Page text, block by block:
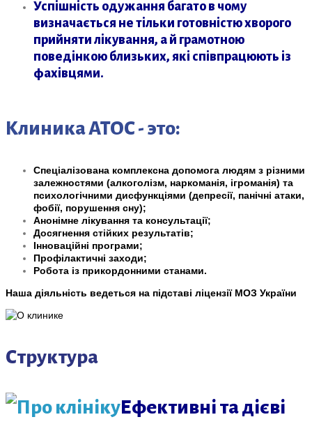
Успішність одужання багато в чому
визначається не тільки готовністю хворого
прийняти лікування, а й грамотною
поведінкою близьких, які співпрацюють із
фахівцями.
Клиника АТОС - это:
Спеціалізована комплексна допомога людям з різними
залежностями (алкоголізм, наркоманія, ігроманія) та
психологічними дисфункціями (депресії, панічні атаки,
фобії, порушення сну);
Анонімне лікування та консультації;
Досягнення стійких результатів;
Інноваційні програми;
Профілактичні заходи;
Робота із прикордонними станами.
Наша діяльність ведеться на підставі ліцензії МОЗ України
Структура
Ефективні та дієві